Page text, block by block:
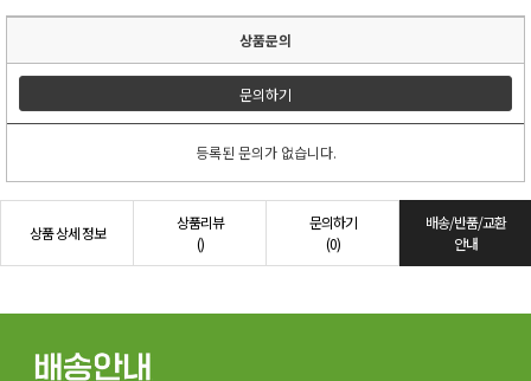
상품문의
문의하기
등록된 문의가 없습니다.
상품 상세 정보
상품리뷰
()
문의하기
(0)
배송/반품/교환
안내